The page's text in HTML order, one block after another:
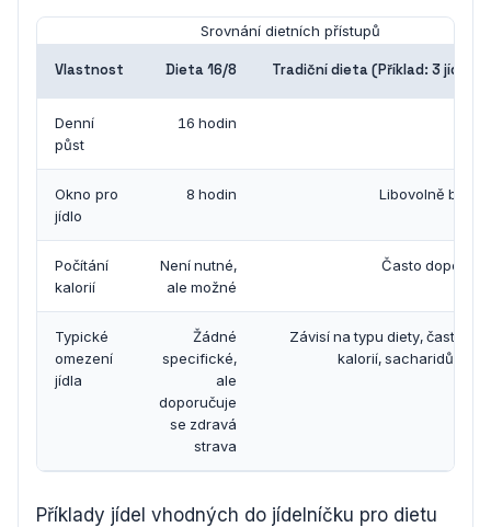
Srovnání dietních přístupů
Vlastnost Dieta 16/8 Tradiční dieta (Příklad: 3 jídla
Denní
půst
16 hodin
Okno pro
jídlo
8 hodin Libovolně
Počítání
kalorií
Není nutné,
ale možné
Často
Typické
omezení
jídla
Žádné
specifické,
ale
doporučuje
se zdravá
strava
Závisí na typu diety, často
kalorií, sacharidů
Příklady jídel vhodných do jídelníčku pro dietu